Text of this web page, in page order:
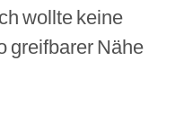
wollte keine
greifbarer Nähe